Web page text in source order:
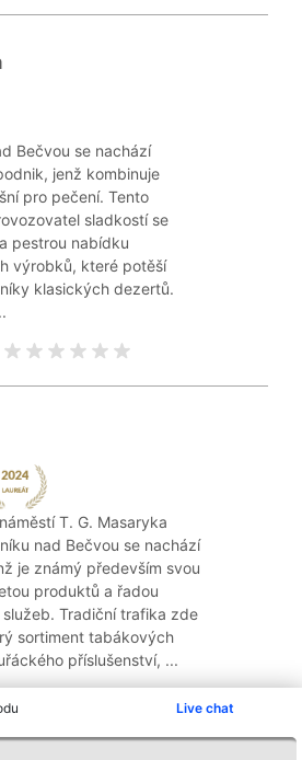
Live chat
Bečvou se nachází
jenž kombinuje
pro pečení. Tento
sladkostí se
pestrou nabídku
výrobků, které potěší
klasických dezertů.
T. G. Masaryka
nad Bečvou se nachází
je známý především svou
produktů a řadou
Tradiční trafika zde
sortiment tabákových
příslušenství, ...